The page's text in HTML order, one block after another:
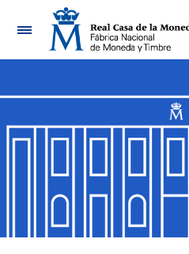
Navigation
Show/Hide
Show/Hide
Show/Hide